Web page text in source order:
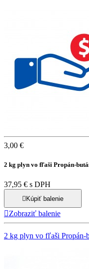
3,00 €
2 kg plyn vo fľaši Propán-
37,95 € s DPH
Kúpiť balenie
Zobraziť balenie
2 kg plyn vo fľaši Propán-